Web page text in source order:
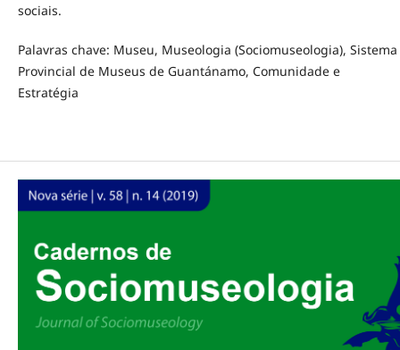
sociais.
Palavras chave: Museu, Museologia (Sociomuseologia), Sistema
Provincial de Museus de Guantánamo, Comunidade e
Estratégia